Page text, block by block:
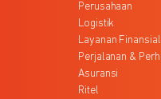
Perusahaan
Logistik
Layanan Finansial
Perjalanan &
Asuransi
Ritel